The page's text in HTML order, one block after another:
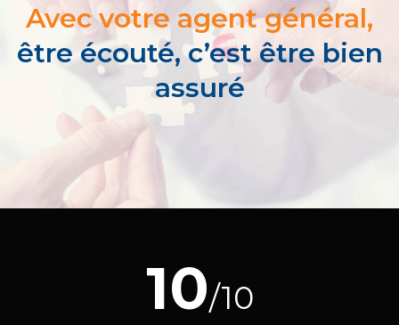
Avec votre agent général,
être écouté, c’est être bien
assuré
10/10